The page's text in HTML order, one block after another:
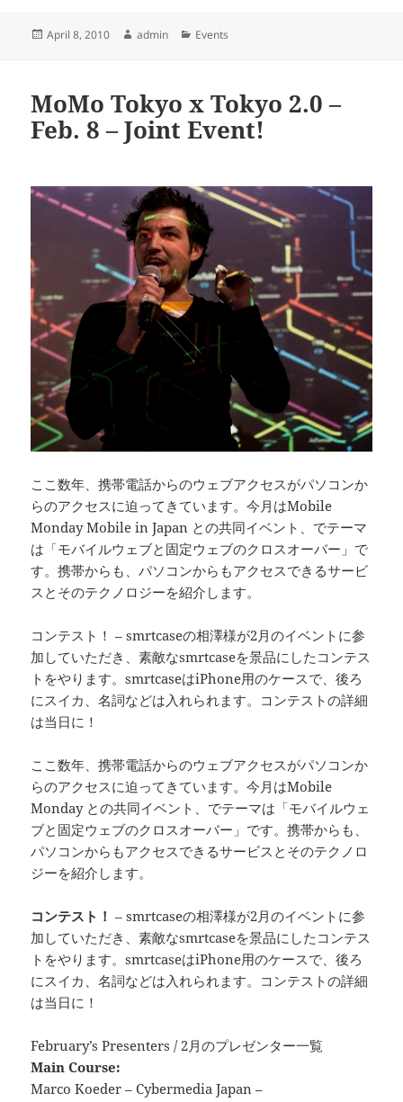
Posted
April 8, 2010 Author
admin Categories
Events
MoMo Tokyo x Tokyo 2.0 –
Feb. 8 – Joint Event!
ここ数年、携帯電話からのウェブアクセスがパソコンか
らのアクセスに迫ってきています。今月はMobile
Monday Mobile in Japan との共同イベント、でテーマ
は「モバイルウェブと固定ウェブのクロスオーバー」で
す。携帯からも、パソコンからもアクセスできるサービ
スとそのテクノロジーを紹介します。
コンテスト！ – smrtcaseの相澤様が2月のイベントに参
加していただき、素敵なsmrtcaseを景品にしたコンテス
トをやります。smrtcaseはiPhone用のケースで、後ろ
にスイカ、名詞などは入れられます。コンテストの詳細
は当日に！
ここ数年、携帯電話からのウェブアクセスがパソコンか
らのアクセスに迫ってきています。今月はMobile
Monday との共同イベント、でテーマは「モバイルウェ
ブと固定ウェブのクロスオーバー」です。携帯からも、
パソコンからもアクセスできるサービスとそのテクノロ
ジーを紹介します。
コンテスト！ – smrtcaseの相澤様が2月のイベントに参
加していただき、素敵なsmrtcaseを景品にしたコンテス
トをやります。smrtcaseはiPhone用のケースで、後ろ
にスイカ、名詞などは入れられます。コンテストの詳細
は当日に！
February’s Presenters / 2月のプレゼンター一覧
Main Course:
Marco Koeder – Cybermedia Japan –